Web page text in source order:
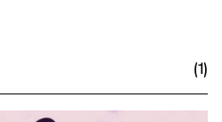
(1)